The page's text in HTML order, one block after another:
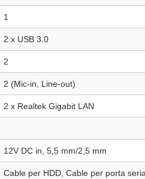
1
2 x USB 3.0
2
2 (Mic-in, Line-out)
2 x Realtek Gigabit LAN
12V DC in, 5,5 mm/2,5 mm
Cable per HDD, Cable per porta